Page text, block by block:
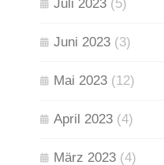
Juli 2023 (5)
Juni 2023 (3)
Mai 2023 (12)
April 2023 (4)
März 2023 (4)